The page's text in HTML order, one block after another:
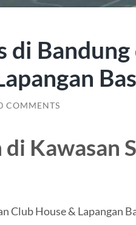
di Bandung
COMMENTS
Kawasan
Club House & Lapangan